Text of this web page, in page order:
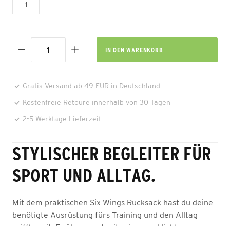
1
IN DEN WARENKORB
Gratis Versand ab 49 EUR in Deutschland
Kostenfreie Retoure innerhalb von 30 Tagen
2-5 Werktage Lieferzeit
STYLISCHER BEGLEITER FÜR
SPORT UND ALLTAG.
Mit dem praktischen Six Wings Rucksack hast du deine
benötigte Ausrüstung fürs Training und den Alltag